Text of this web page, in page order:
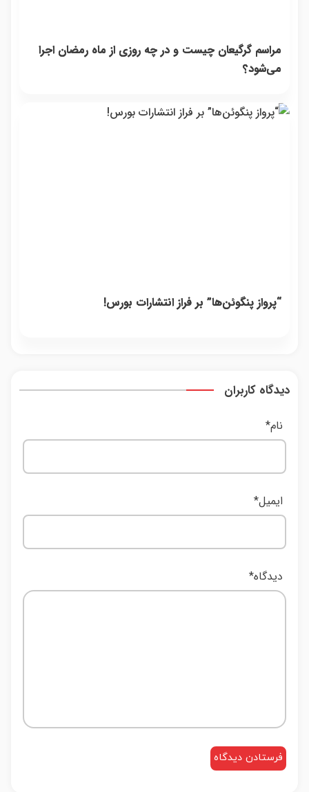
مراسم گرگیعان چیست و در چه روزی از ماه رمضان اجرا
می‌شود؟
“پرواز پنگوئن‌ها” بر فراز انتشارات بورس!
دیدگاه کاربران
دیدگاه*
نام*
ایمیل*